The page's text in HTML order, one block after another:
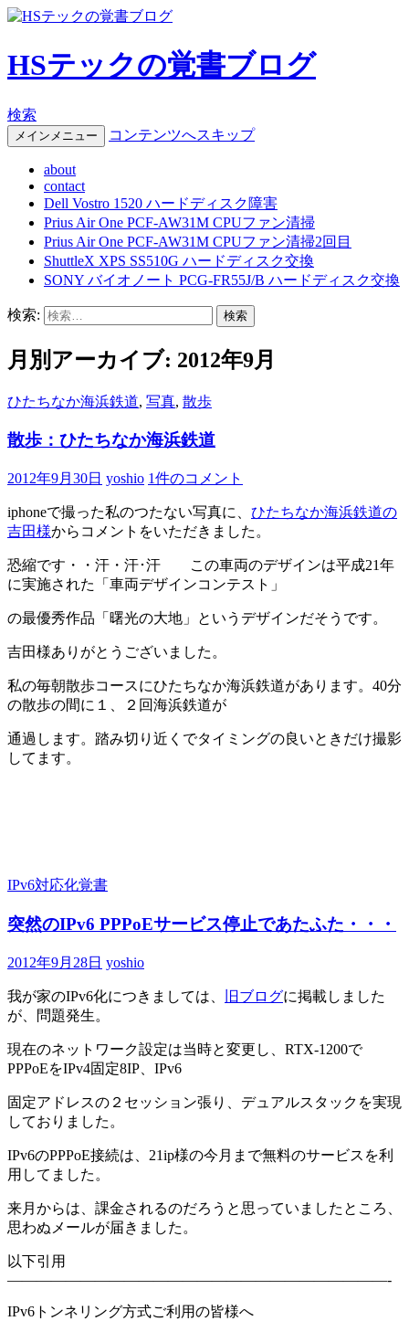
HSテックの覚書ブログ
検索
メインメニュー コンテンツへスキップ
about
contact
Dell Vostro 1520 ハードディスク障害
Prius Air One PCF-AW31M CPUファン清掃
Prius Air One PCF-AW31M CPUファン清掃2回目
ShuttleX XPS SS510G ハードディスク交換
SONY バイオノート PCG-FR55J/B ハードディスク交換
検索:
月別アーカイブ: 2012年9月
ひたちなか海浜鉄道, 写真, 散歩
散歩：ひたちなか海浜鉄道
2012年9月30日 yoshio 1件のコメント
iphoneで撮った私のつたない写真に、 ひたちなか海浜鉄道の
吉田様からコメントをいただきました。
恐縮です・・汗・汗･汗 この車両のデザインは平成21年
に実施された「車両デザインコンテスト」
の最優秀作品「曙光の大地」というデザインだそうです。
吉田様ありがとうございました。
私の毎朝散歩コースにひたちなか海浜鉄道があります。40分
の散歩の間に１、２回海浜鉄道が
通過します。踏み切り近くでタイミングの良いときだけ撮影
してます。
IPv6対応化覚書
突然のIPv6 PPPoEサービス停止であたふた・・・
2012年9月28日 yoshio
我が家のIPv6化につきましては、 旧ブログに掲載しました
が、問題発生。
現在のネットワーク設定は当時と変更し、RTX-1200で
PPPoEをIPv4固定8IP、IPv6
固定アドレスの２セッション張り、デュアルスタックを実現
しておりました。
IPv6のPPPoE接続は、21ip様の今月まで無料のサービスを利
用してました。
来月からは、課金されるのだろうと思っていましたところ、
思わぬメールが届きました。
以下引用
——————————————————————————-
IPv6トンネリング方式ご利用の皆様へ